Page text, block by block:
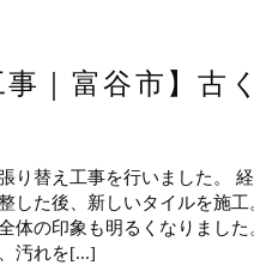
事｜富谷市】
り替え工事を行いました。
した後、新しいタイルを施
体の印象も明るくなりまし
汚れを[...]